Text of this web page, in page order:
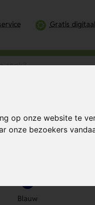
op onze website te
onze bezoekers
Gratis
mijn prijs
Blauw